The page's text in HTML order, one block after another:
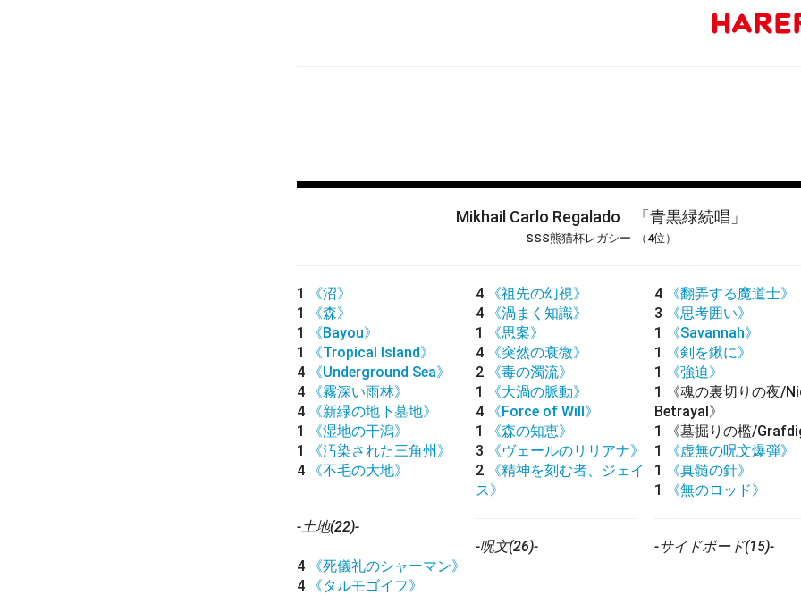
Mikhail Carlo Regalado 「青黒緑続唱」
SSS熊猫杯レガシー （4位）
1
《沼》
1
《森》
1
《Bayou》
1
《Tropical Island》
4
《Underground Sea》
4
《霧深い雨林》
4
《新緑の地下墓地》
1
《湿地の干潟》
1
《汚染された三角州》
4
《不毛の大地》
-土地(22)-
4
《死儀礼のシャーマン》
4
《タルモゴイフ》
4
《祖先の幻視》
4
《渦まく知識》
1
《思案》
4
《突然の衰微》
2
《毒の濁流》
1
《大渦の脈動》
4
《Force of Will》
1
《森の知恵》
3
《ヴェールのリリアナ》
2
《精神を刻む者、ジェイ
ス》
-呪文(26)-
4
《翻弄する魔道士》
3
《思考囲い》
1
《Savannah》
1
《剣を鍬に》
1
《強迫》
1
《魂の裏切りの夜/
Betrayal》
1
《墓掘りの檻/
1
《虚無の呪文爆弾》
1
《真髄の針》
1
《無のロッド》
-サイドボード(15)-